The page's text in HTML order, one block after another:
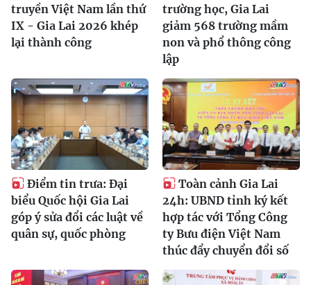
truyền Việt Nam lần thứ
IX - Gia Lai 2026 khép
lại thành công
trường học, Gia Lai
giảm 568 trường mầm
non và phổ thông công
lập
Điểm tin trưa: Đại
biểu Quốc hội Gia Lai
góp ý sửa đổi các luật về
quân sự, quốc phòng
Toàn cảnh Gia Lai
24h: UBND tỉnh ký kết
hợp tác với Tổng Công
ty Bưu điện Việt Nam
thúc đẩy chuyển đổi số